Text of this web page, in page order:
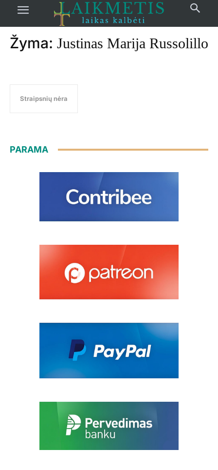
žymos Justinas Marija Russolillo
Žyma: Justinas Marija Russolillo
Straipsnių nėra
PARAMA